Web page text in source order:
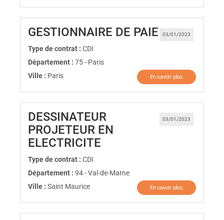
03/01/2023
GESTIONNAIRE DE PAIE (Nouvelle
Type de contrat : CDI
Département : 75 - Paris
Ville : Paris En savoir plus
03/01/2023
DESSINATEUR
PROJETEUR EN
ELECTRICITE
Type de contrat : CDI
Département : 94 - Val-de-Marne
Ville : Saint Maurice En savoir plus